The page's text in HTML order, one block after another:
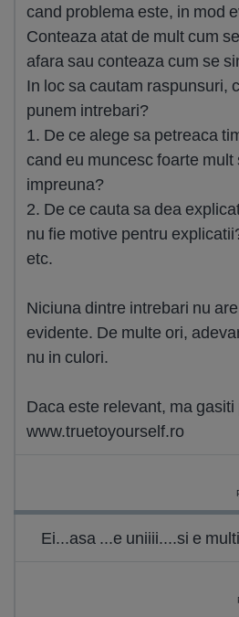
cand problema este, in mod
Conteaza atat de mult cum
afara sau conteaza cum se
In loc sa cautam raspunsuri,
punem intrebari?
1. De ce alege sa petreaca
cand eu muncesc foarte
impreuna?
2. De ce cauta sa dea
nu fie motive pentru
etc.
Niciuna dintre intrebari nu
evidente. De multe ori,
nu in culori.
Daca este relevant, ma gasiti
www.truetoyourself.ro
Ei...asa ...e uniiii....si e